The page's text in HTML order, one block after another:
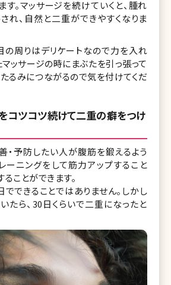
す。マッサージを続けていくと、腫れ
れ、自然と二重ができやすくなりま
の周りはデリケートなので力を入れ
マッサージの時にまぶたを引っ張って
たるみにつながるので気を付けてくだ
コツコツ続けて二重の癖をつけ
・予防したい人が腹筋を鍛えるよう
ーニングをして筋力アップすること
ことができます。
でできることではありません。しかし
たら、30日くらいで二重になったと